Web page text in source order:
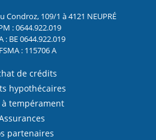
Condroz, 109/1 à 4121 NEUPRÉ
: 0644.922.019
: BE 0644.922.019
: 115706 A
de crédits
hypothécaires
à tempérament
partenaires